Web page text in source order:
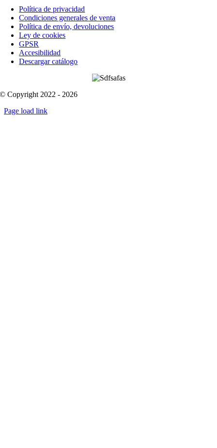
Política de privacidad
Condiciones generales de venta
Política de envío, devoluciones
Ley de cookies
GPSR
Accesibilidad
Descargar catálogo
© Copyright 2022 - 2026
Page load link